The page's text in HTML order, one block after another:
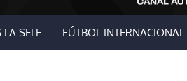
SELE FÚTBOL INTERNACIONAL